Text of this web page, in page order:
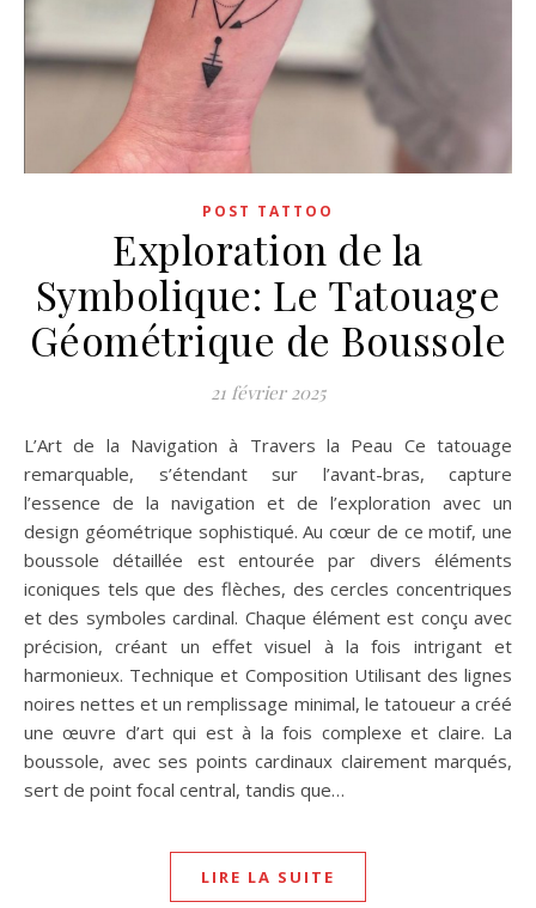
POST TATTOO
Exploration de la
Symbolique: Le Tatouage
Géométrique de Boussole
21 février 2025
L’Art de la Navigation à Travers la Peau Ce tatouage
remarquable, s’étendant sur l’avant-bras, capture
l’essence de la navigation et de l’exploration avec un
design géométrique sophistiqué. Au cœur de ce motif, une
boussole détaillée est entourée par divers éléments
iconiques tels que des flèches, des cercles concentriques
et des symboles cardinal. Chaque élément est conçu avec
précision, créant un effet visuel à la fois intrigant et
harmonieux. Technique et Composition Utilisant des lignes
noires nettes et un remplissage minimal, le tatoueur a créé
une œuvre d’art qui est à la fois complexe et claire. La
boussole, avec ses points cardinaux clairement marqués,
sert de point focal central, tandis que…
LIRE LA SUITE